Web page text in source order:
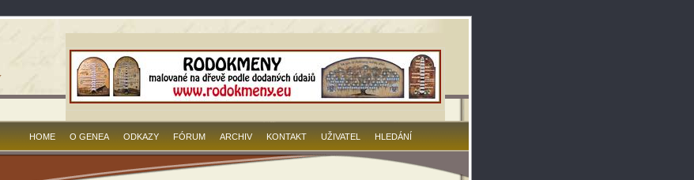
HOME O GENEA ODKAZY FÓRUM ARCHIV KONTAKT UŽIVATEL HLEDÁNÍ